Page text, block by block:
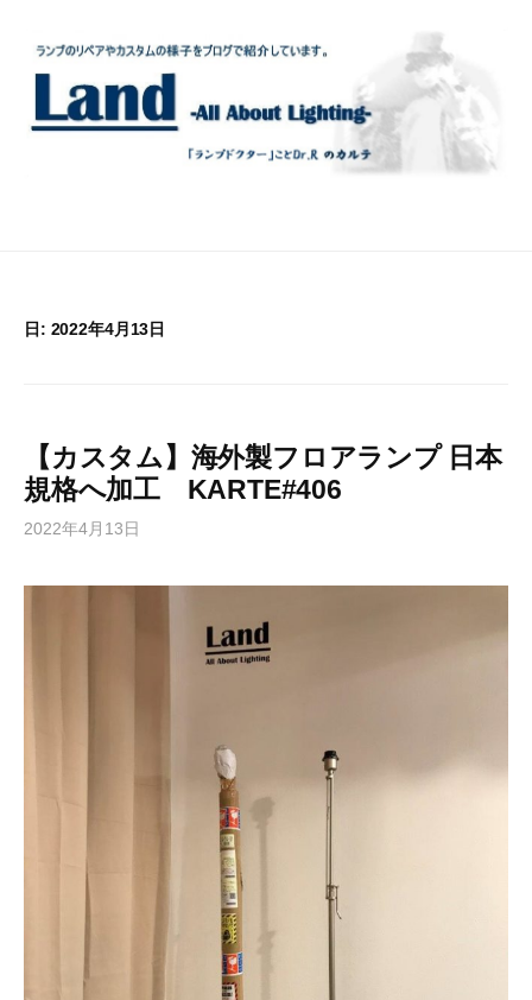
日: 2022年4月13日
【カスタム】海外製フロアランプ 日本
規格へ加工 KARTE#406
2022年4月13日